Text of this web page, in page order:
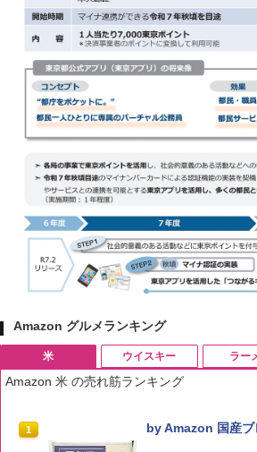
Amazon グルメランキング
米
Amazon 米 の売れ筋ランキング
1 by Amazon 国産
ウイスキー ラー